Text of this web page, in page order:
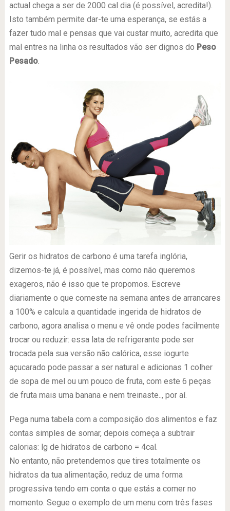
actual chega a ser de 2000 cal dia (é possível, acredita!).
Isto também permite dar-te uma esperança, se estás a
fazer tudo mal e pensas que vai custar muito, acredita que
mal entres na linha os resultados vão ser dignos do Peso
Pesado.
Gerir os hidratos de carbono é uma tarefa inglória,
dizemos-te já, é possível, mas como não queremos
exageros, não é isso que te propomos. Escreve
diariamente o que comeste na semana antes de arrancares
a 100% e calcula a quantidade ingerida de hidratos de
carbono, agora analisa o menu e vê onde podes facilmente
trocar ou reduzir: essa lata de refrigerante pode ser
trocada pela sua versão não calórica, esse iogurte
açucarado pode passar a ser natural e adicionas 1 colher
de sopa de mel ou um pouco de fruta, com este 6 peças
de fruta mais uma banana e nem treinaste.., por aí.
Pega numa tabela com a composição dos alimentos e faz
contas simples de somar, depois começa a subtrair
calorias: lg de hidratos de carbono = 4cal.
No entanto, não pretendemos que tires totalmente os
hidratos da tua alimentação, reduz de uma forma
progressiva tendo em conta o que estás a comer no
momento. Segue o exemplo de um menu com três fases